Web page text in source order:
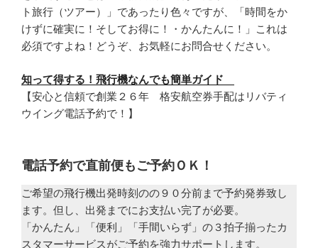
ト旅行（ツアー）」であったり色々ですが、「時間をか
けずに確実に！そしてお得に！・かんたんに！」これは
必須ですよね！どうぞ、お気軽にお問合せください。
知って得する！飛行機なんでも簡単ガイド
【安心と信頼で創業２６年 格安航空券手配はリバティ
ウイング電話予約で！】
電話予約で直前便もご予約ＯＫ！
ご希望の飛行機出発時刻のの９０分前まで予約発券致し
ます。但し、出発までにお支払い完了が必要。
「かんたん」「便利」「手間いらず」の３拍子揃ったカ
スタマーサービスがご予約を強力サポートします。